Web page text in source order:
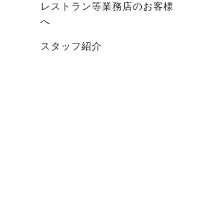
レストラン等業務店のお客様
へ
スタッフ紹介